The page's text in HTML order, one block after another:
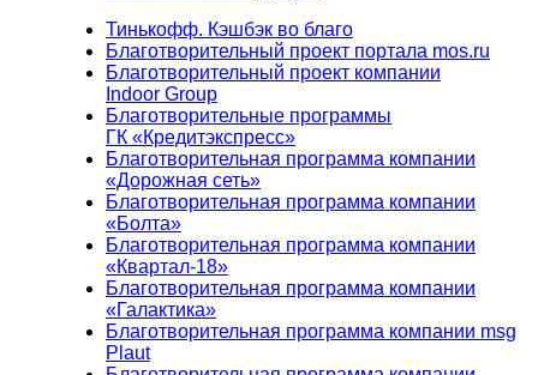
Тинькофф. Кэшбэк во благо
Благотворительный проект портала mos.ru
Благотворительный проект компании
Indoor Group
Благотворительные программы
ГК «Кредитэкспресс»
Благотворительная программа компании
«Дорожная сеть»
Благотворительная программа компании
«Болта»
Благотворительная программа компании
«Квартал-18»
Благотворительная программа компании
«Галактика»
Благотворительная программа компании msg
Plaut